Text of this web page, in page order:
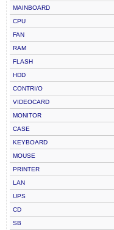
MAINBOARD
CPU
FAN
RAM
FLASH
HDD
CONTRI/O
VIDEOCARD
MONITOR
CASE
KEYBOARD
MOUSE
PRINTER
LAN
UPS
CD
SB